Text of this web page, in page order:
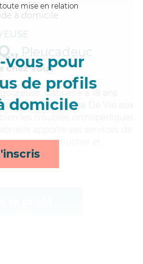
mise en relation
vous pour
de profils
domicile
Pleucadeuc
chez Vous
Gabrielle a 18 ans
d'Assistante De Vie aux
lever/coucher et